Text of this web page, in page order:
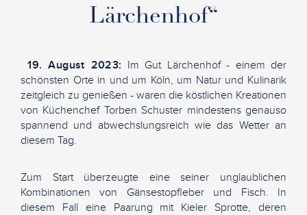
Lärchenhof“
19. August 2023: Im Gut Lärchenhof - einem der
schönsten Orte in und um Köln, um Natur und Kulinarik
zeitgleich zu genießen - waren die köstlichen Kreationen
von Küchenchef Torben Schuster mindestens genauso
spannend und abwechslungsreich wie das Wetter an
diesem Tag.
Zum Start überzeugte eine seiner unglaublichen
Kombinationen von Gänsestopfleber und Fisch. In
diesem Fall eine Paarung mit Kieler Sprotte, deren